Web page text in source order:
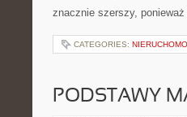
znacznie szerszy,
CATEGORIES:
PODSTAWY